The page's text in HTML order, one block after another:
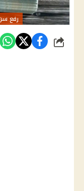
رفع سن
شارك